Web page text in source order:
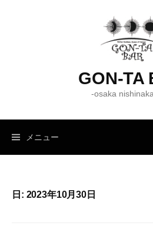
GON-TA
-osaka
メニュー
日: 2023年10月30日